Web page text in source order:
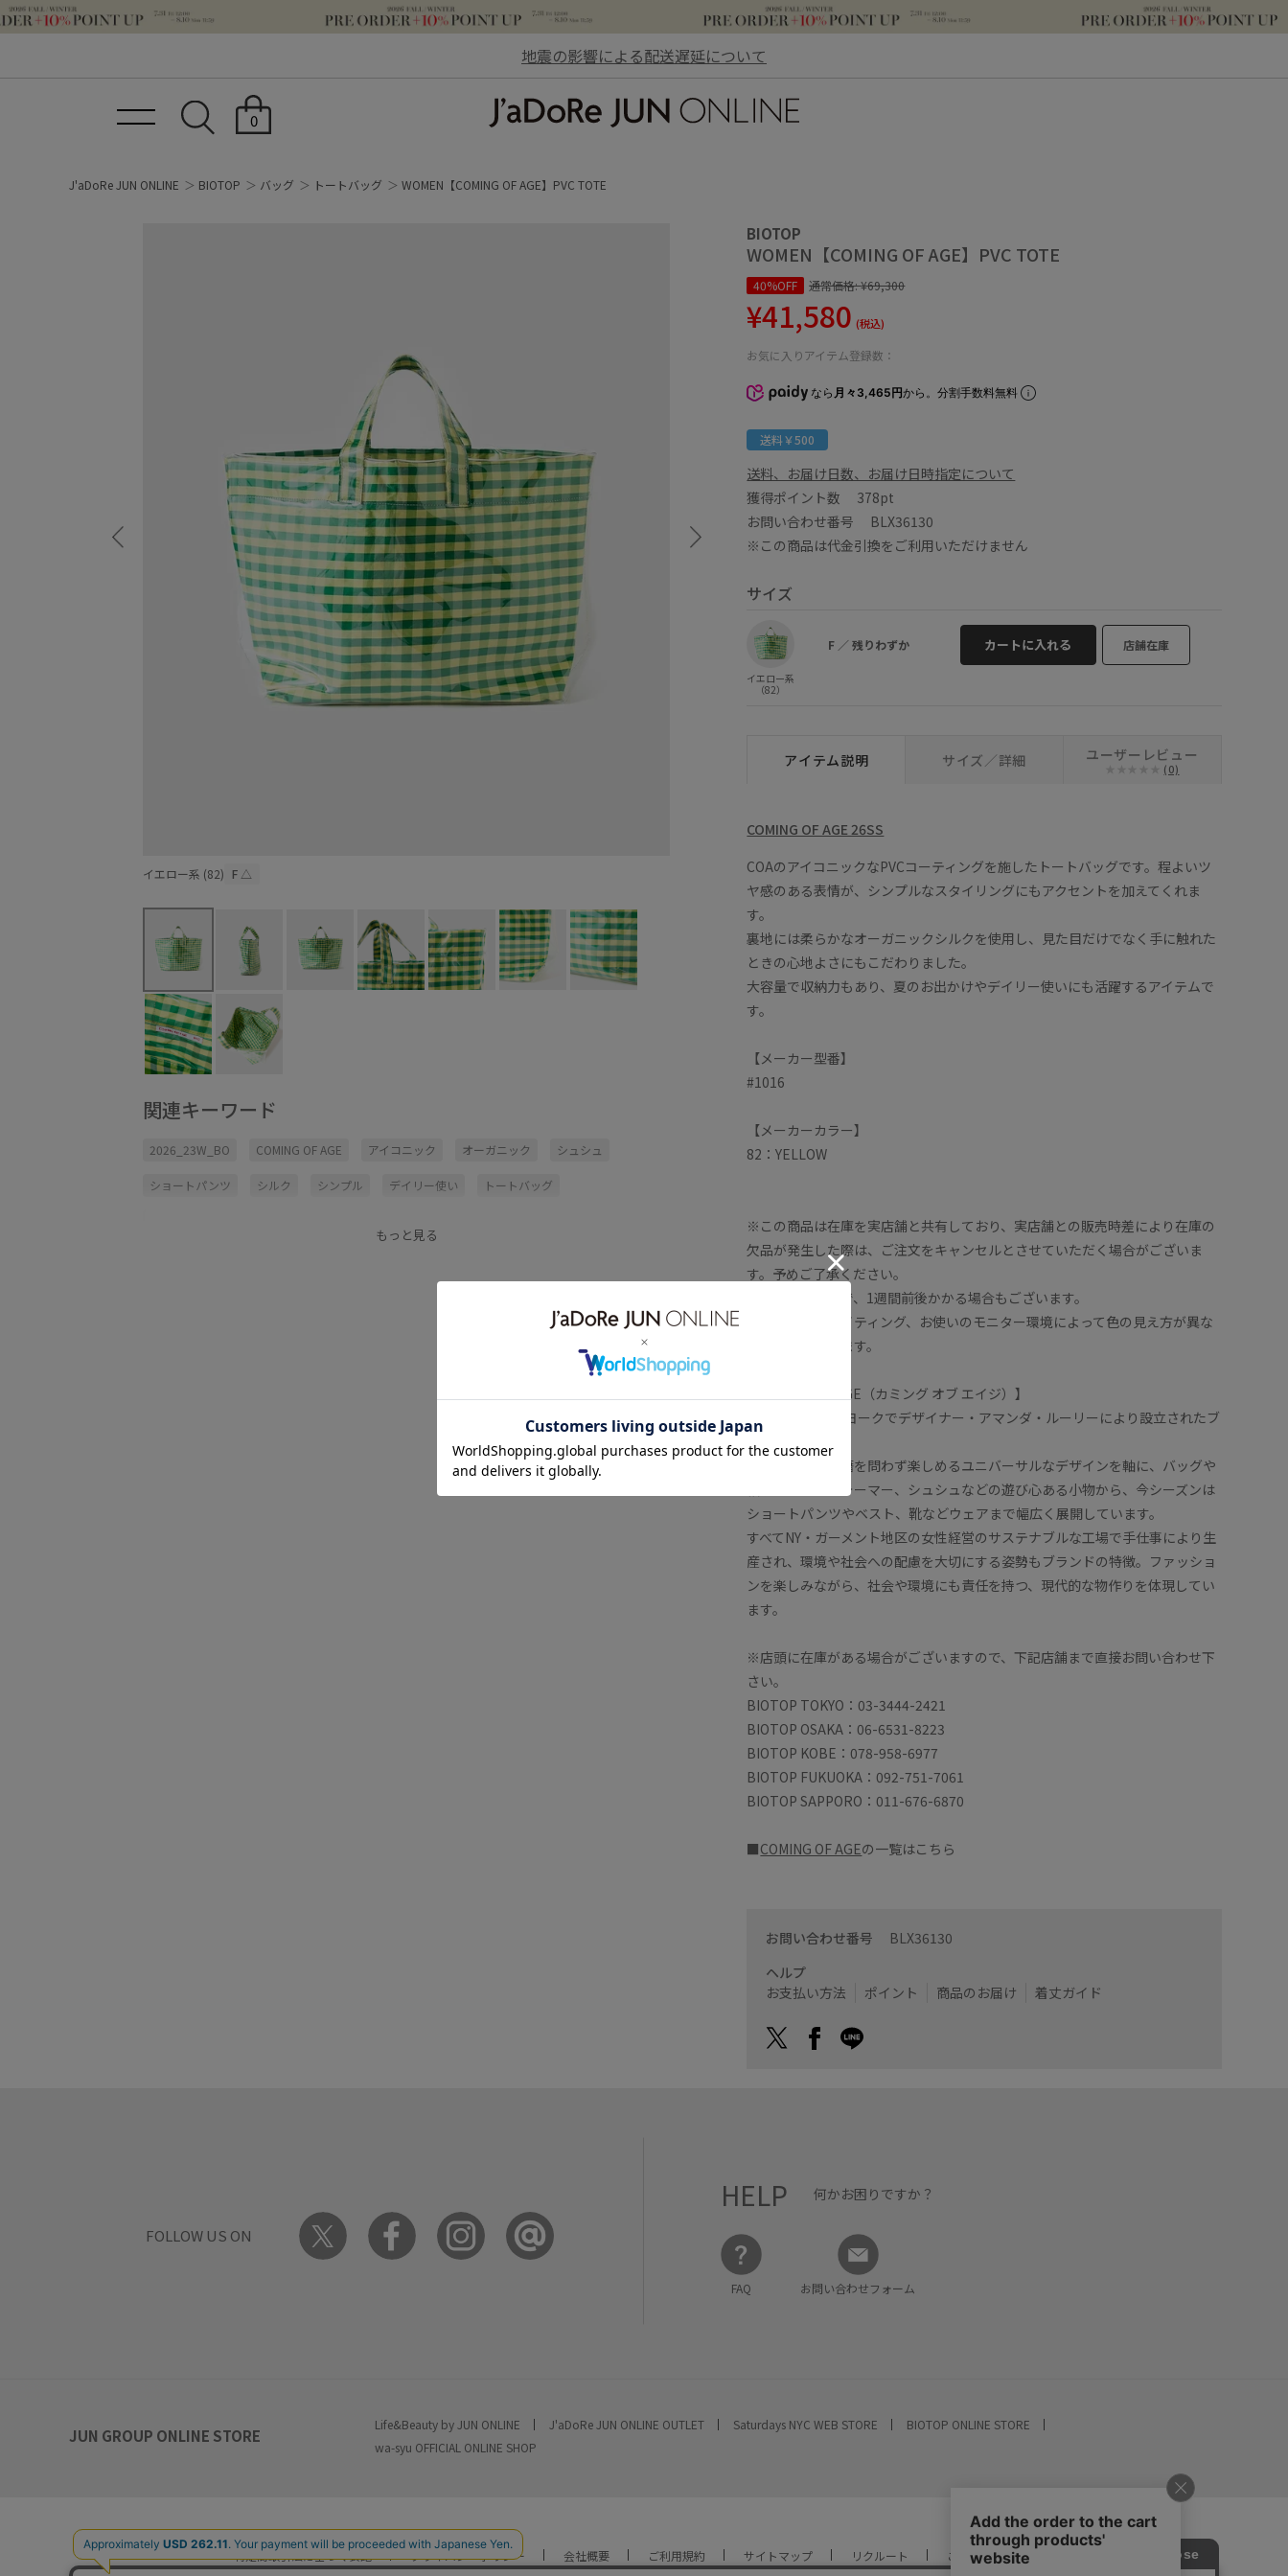
地震の影響による配送遅延について
0
J'aDoRe JUN ONLINE BIOTOP バッグ トートバッグ WOMEN【COMING OF AGE】PVC TOTE
イエロー系 (82) F △
関連キーワード
2026_23W_BO COMING OF AGE アイコニック オーガニック シュシュ
ショートパンツ シルク シンプル デイリー使い トートバッグ
もっと見る
BIOTOP
WOMEN【COMING OF AGE】PVC TOTE
40%OFF 通常価格:¥69,300
¥41,580 (税込)
お気に入りアイテム登録数：
なら 月々3,465円から。分割手数料無料
送料￥500
送料、お届け日数、お届け日時指定について
獲得ポイント数 378pt
お問い合わせ番号 BLX36130
※この商品は代金引換をご利用いただけません
サイズ
イエロー系
（82）
F ／残りわずか カートに入れる 店舗在庫
アイテム説明 サイズ／詳細 ユーザーレビュー
(0)
COMING OF AGE 26SS
COAのアイコニックなPVCコーティングを施したトートバッグです。程よいツ
ヤ感のある表情が、シンプルなスタイリングにもアクセントを加えてくれま
す。
裏地には柔らかなオーガニックシルクを使用し、見た目だけでなく手に触れた
ときの心地よさにもこだわりました。
大容量で収納力もあり、夏のお出かけやデイリー使いにも活躍するアイテムで
す。
【メーカー型番】
#1016
【メーカーカラー】
82：YELLOW
※この商品は在庫を実店舗と共有しており、実店舗との販売時差により在庫の
欠品が発生した際は、ご注文をキャンセルとさせていただく場合がございま
す。予めご了承ください。
※商品お届けまで、1週間前後かかる場合もございます。
※撮影場所やライティング、お使いのモニター環境によって色の見え方が異な
る場合がございます。
【COMING OF AGE（カミング オブ エイジ）】
2019年、ニューヨークでデザイナー・アマンダ・ルーリーにより設立されたブ
ランド。
性別や年齢、国籍を問わず楽しめるユニバーサルなデザインを軸に、バッグや
帽子、ネックウォーマー、シュシュなどの遊び心ある小物から、今シーズンは
ショートパンツやベスト、靴などウェアまで幅広く展開しています。
すべてNY・ガーメント地区の女性経営のサステナブルな工場で手仕事により生
産され、環境や社会への配慮を大切にする姿勢もブランドの特徴。ファッショ
ンを楽しみながら、社会や環境にも責任を持つ、現代的な物作りを体現してい
ます。
※店頭に在庫がある場合がございますので、下記店舗まで直接お問い合わせ下
さい。
BIOTOP TOKYO：03-3444-2421
BIOTOP OSAKA：06-6531-8223
BIOTOP KOBE：078-958-6977
BIOTOP FUKUOKA：092-751-7061
BIOTOP SAPPORO：011-676-6870
■COMING OF AGEの一覧はこちら
お問い合わせ番号 BLX36130
ヘルプ
お支払い方法
ポイント 商品のお届け 着丈ガイド
FOLLOW US ON
HELP 何かお困りですか？
FAQ お問い合わせフォーム
JUN GROUP ONLINE STORE
Life&Beauty by JUN ONLINE J'aDoRe JUN ONLINE OUTLET Saturdays NYC WEB STORE
BIOTOP ONLINE STORE
wa-syu OFFICIAL ONLINE SHOP
特定商取引法に基づく表記 プライバシーポリシー 会社概要 ご利用規約 サイトマップ リクルート ご利用ガイド